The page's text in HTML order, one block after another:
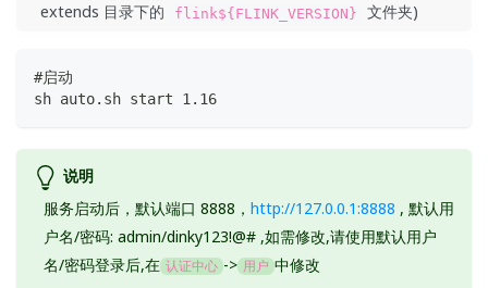
extends 目录下的
flink${FLINK_VERSION} 文件夹)
#启动
sh auto.sh start 1.16
说明
服务启动后，默认端口 8888， http://127.0.0.1:8888 , 默认用
户名/密码: admin/dinky123!@# ,如需修改,请使用默认用户
名/密码登录后,在 认证中心 -> 用户 中修改